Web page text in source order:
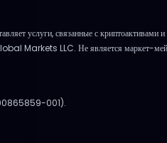
связанные с криптоактивами и
Global Markets LLC. Не является маркет-
001).